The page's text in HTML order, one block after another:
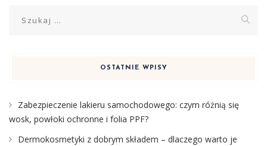
OSTATNIE WPISY
Zabezpieczenie lakieru samochodowego: czym różnią się
wosk, powłoki ochronne i folia PPF?
Dermokosmetyki z dobrym składem – dlaczego warto je